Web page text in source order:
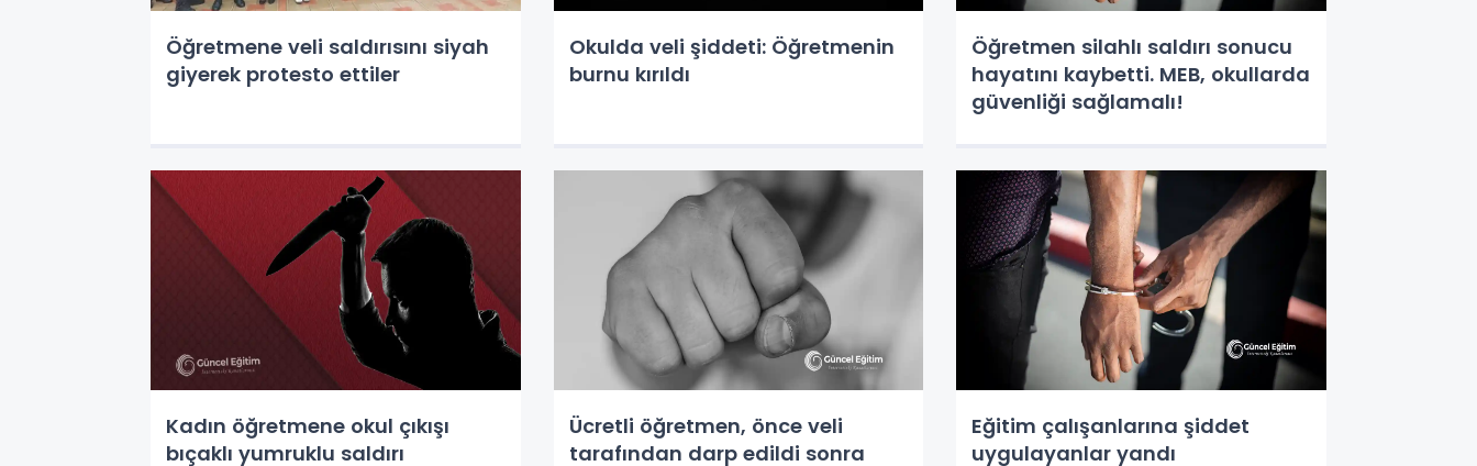
Öğretmene veli saldırısını siyah
giyerek protesto ettiler
Okulda veli şiddeti: Öğretmenin
burnu kırıldı
Öğretmen silahlı saldırı sonucu
hayatını kaybetti. MEB, okullarda
güvenliği sağlamalı!
Kadın öğretmene okul çıkışı
bıçaklı yumruklu saldırı
Ücretli öğretmen, önce veli
tarafından darp edildi sonra
Eğitim çalışanlarına şiddet
uygulayanlar yandı